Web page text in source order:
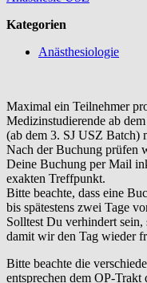
Kategorien
Anästhesiologie
Maximal ein Teilnehmer
Medizinstudierende ab
(ab dem 3. SJ USZ Batch)
Nach der Buchung prüfen
Deine Buchung per Mail
exakten Treffpunkt.
Bitte beachte, dass eine
bis spätestens zwei Tage
Solltest Du verhindert
damit wir den Tag wieder
Bitte beachte die
entsprechen dem OP-